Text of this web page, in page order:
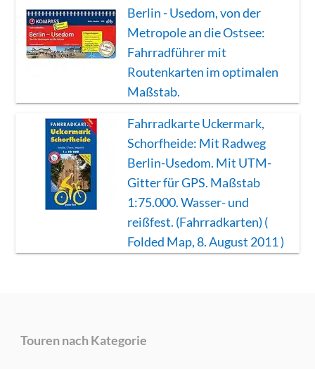
Berlin - Usedom, von der
Metropole an die Ostsee:
Fahrradführer mit
Routenkarten im optimalen
Maßstab.
Fahrradkarte Uckermark,
Schorfheide: Mit Radweg
Berlin-Usedom. Mit UTM-
Gitter für GPS. Maßstab
1:75.000. Wasser- und
reißfest. (Fahrradkarten) (
Folded Map, 8. August 2011 )
Touren nach Kategorie